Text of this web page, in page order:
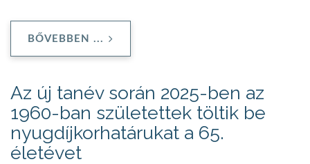
BŐVEBBEN ...
Az új tanév során 2025-ben az
1960-ban születettek töltik be
nyugdíjkorhatárukat a 65.
életévet